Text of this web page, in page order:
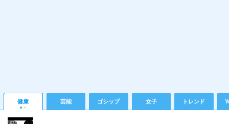
健康 芸能 ゴシップ 女子 トレンド